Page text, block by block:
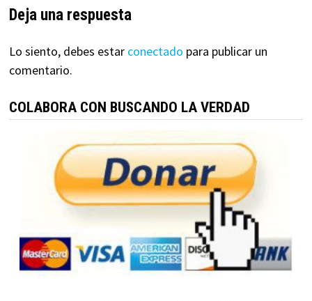
Deja una respuesta
Lo siento, debes estar conectado para publicar un
comentario.
COLABORA CON BUSCANDO LA VERDAD